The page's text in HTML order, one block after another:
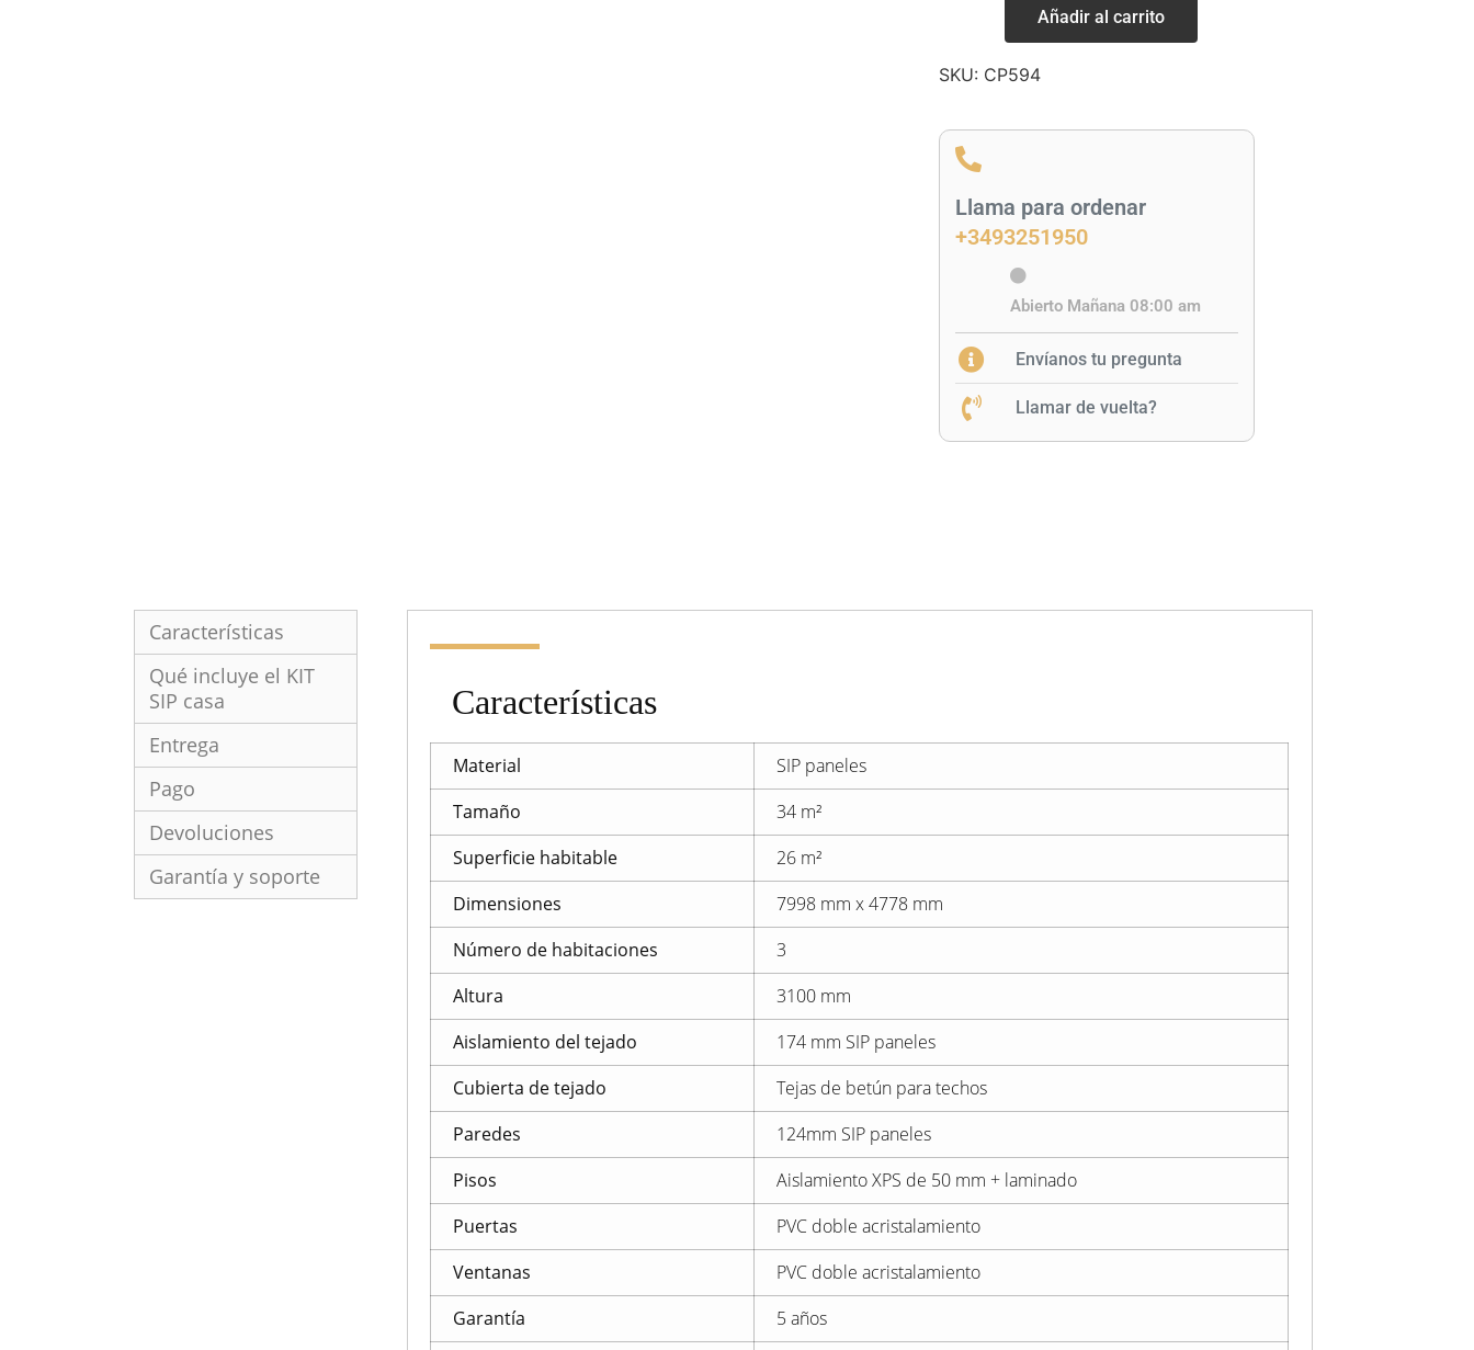
Añadir al carrito
SKU: CP594
Llama para ordenar
+3493251950
Abierto Mañana 08:00 am
Envíanos tu pregunta
Llamar de vuelta?
Características
Qué incluye el KIT
SIP casa
Entrega
Pago
Devoluciones
Garantía y soporte
Características
Material
SIP paneles
Tamaño
34 m²
Superficie habitable
26 m²
Dimensiones
7998 mm x 4778 mm
Número de habitaciones
3
Altura
3100 mm
Aislamiento del tejado
174 mm SIP paneles
Cubierta de tejado
Tejas de betún para techos
Paredes
124mm SIP paneles
Pisos
Aislamiento XPS de 50 mm + laminado
Puertas
PVC doble acristalamiento
Ventanas
PVC doble acristalamiento
Garantía
5 años